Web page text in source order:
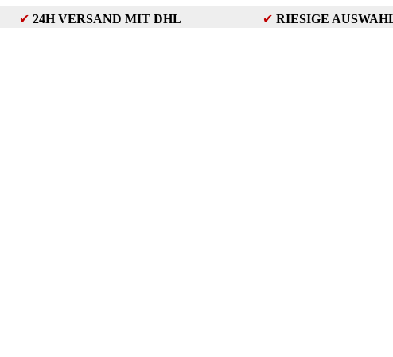
✔ 24H VERSAND MIT DHL ✔ RIESIGE